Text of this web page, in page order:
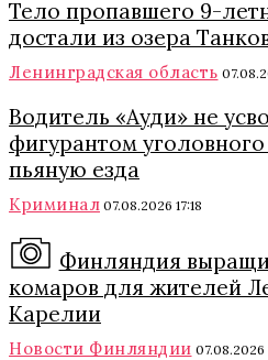
Тело пропавшего 9-
достали из озера
Ленинградская область
Водитель «Ауди» не
фигурантом
пьяную езда
Криминал 07.08.2026 17:18
Финляндия
комаров для жителей
Карелии
Новости Финляндии 07.08.2026